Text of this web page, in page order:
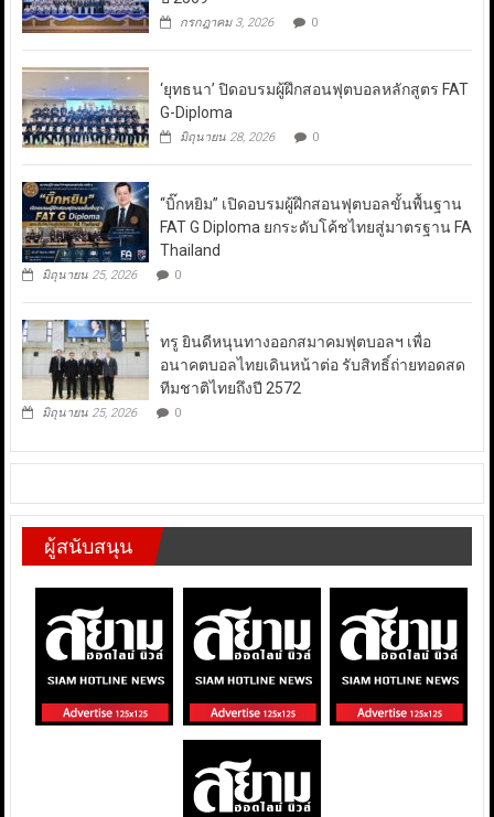
กรกฎาคม 3, 2026 0
‘ยุทธนา’ ปิดอบรมผู้ฝึกสอนฟุตบอลหลักสูตร FAT
G-Diploma
มิถุนายน 28, 2026 0
“บิ๊กหยิม” เปิดอบรมผู้ฝึกสอนฟุตบอลขั้นพื้นฐาน
FAT G Diploma ยกระดับโค้ชไทยสู่มาตรฐาน FA
Thailand
มิถุนายน 25, 2026 0
ทรู ยินดีหนุนทางออกสมาคมฟุตบอลฯ เพื่อ
อนาคตบอลไทยเดินหน้าต่อ รับสิทธิ์ถ่ายทอดสด
ทีมชาติไทยถึงปี 2572
มิถุนายน 25, 2026 0
ผู้สนับสนุน